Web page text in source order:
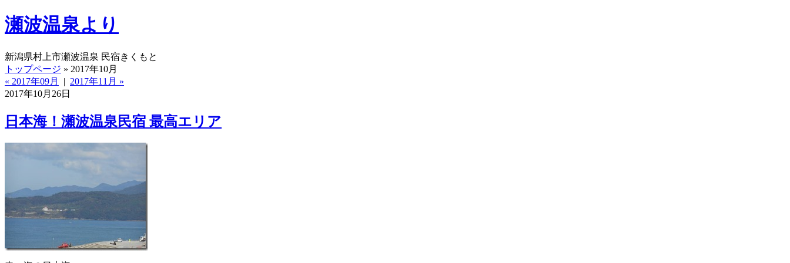
瀬波温泉より
新潟県村上市瀬波温泉 民宿きくもと
トップページ » 2017年10月
« 2017年09月
| 2017年11月 »
2017年10月26日
日本海！瀬波温泉民宿 最高エリア